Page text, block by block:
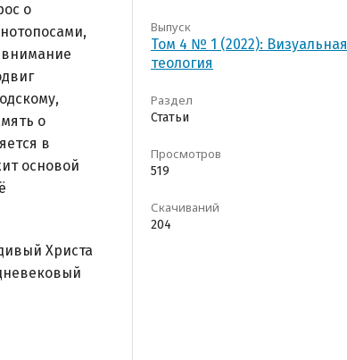
о
внимание
о
в
основой
Христа
Выпуск
Том 4 № 1 (2022): Визуальная
теология
Раздел
Статьи
Просмотров
519
Скачиваний
204